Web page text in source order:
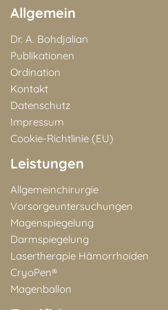
Allgemein
Dr. A. Bohdjalian
Publikationen
Ordination
Kontakt
Datenschutz
Impressum
Cookie-Richtlinie (EU)
Leistungen
Allgemeinchirurgie
Vorsorgeuntersuchungen
Magenspiegelung
Darmspiegelung
Lasertherapie Hämorrhoiden
CryoPen®
Magenballon